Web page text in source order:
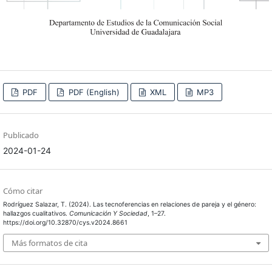
PDF PDF (English) XML MP3
Publicado
2024-01-24
Cómo citar
Rodríguez Salazar, T. (2024). Las tecnoferencias en relaciones de pareja y el género:
hallazgos cualitativos. Comunicación Y Sociedad, 1–27.
https://doi.org/10.32870/cys.v2024.8661
Más formatos de cita